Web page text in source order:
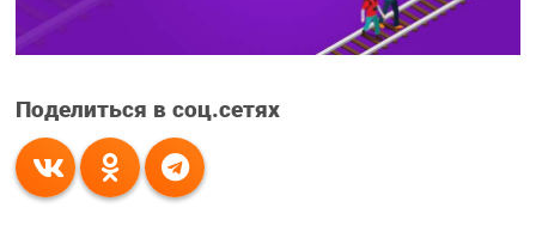
Поделиться в соц.сетях